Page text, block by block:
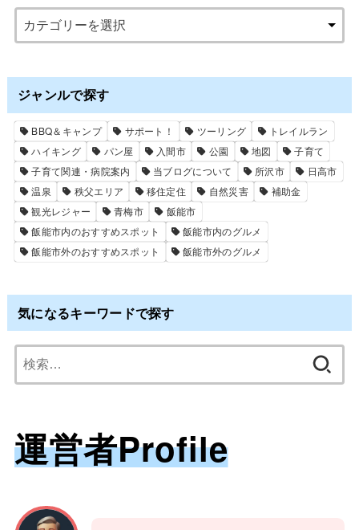
ジャンルで探す
BBQ＆キャンプ サポート！ ツーリング
トレイルラン
ハイキング
パン屋 入間市 公園 地図
子育て
子育て関連・病院案内
当ブログについて 所沢市
日高市
温泉
秩父エリア 移住定住 自然災害
補助金
観光レジャー
青梅市
飯能市
飯能市内のおすすめスポット
飯能市内のグルメ
飯能市外のおすすめスポット
飯能市外のグルメ
気になるキーワードで探す
索:
運営者Profile